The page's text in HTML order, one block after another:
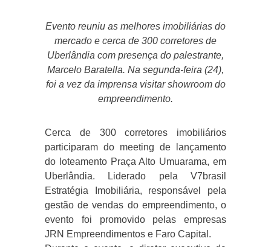
Evento reuniu as melhores imobiliárias do
mercado e cerca de 300 corretores de
Uberlândia com presença do palestrante,
Marcelo Baratella. Na segunda-feira (24),
foi a vez da imprensa visitar showroom do
empreendimento.
Cerca de 300 corretores imobiliários
participaram do meeting de lançamento
do loteamento Praça Alto Umuarama, em
Uberlândia. Liderado pela V7brasil
Estratégia Imobiliária, responsável pela
gestão de vendas do empreendimento, o
evento foi promovido pelas empresas
JRN Empreendimentos e Faro Capital.